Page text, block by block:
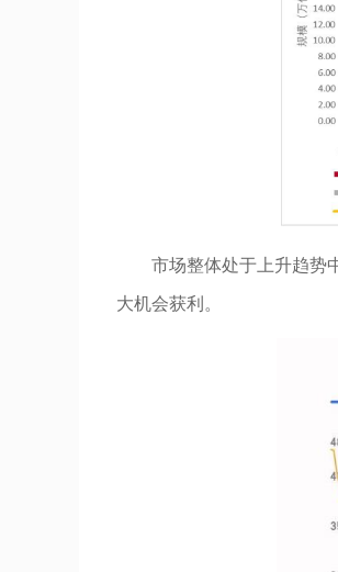
市场整体处于上升趋势
大机会获利。